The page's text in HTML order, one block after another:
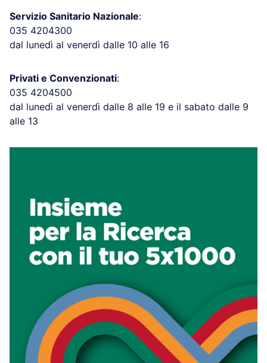
Servizio Sanitario Nazionale:
035 4204300
dal lunedì al venerdì dalle 10 alle 16
Privati e Convenzionati:
035 4204500
dal lunedì al venerdì dalle 8 alle 19 e il sabato dalle 9
alle 13